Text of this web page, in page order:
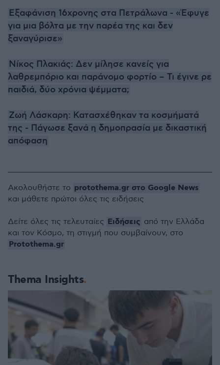
Εξαφάνιση 16χρονης στα Πετράλωνα - «Έφυγε
για μια βόλτα με την παρέα της και δεν
ξαναγύρισε»
Νίκος Πλακιάς: Δεν μίλησε κανείς για
λαθρεμπόριο και παράνομο φορτίο – Τι έγινε ρε
παιδιά, δύο χρόνια ψέμματα;
Ζωή Λάσκαρη: Κατασχέθηκαν τα κοσμήματά
της - Πάγωσε ξανά η δημοπρασία με δικαστική
απόφαση
Thema Insights
Ακολουθήστε το protothema.gr στο Google News
και μάθετε πρώτοι όλες τις ειδήσεις
Δείτε όλες τις τελευταίες Ειδήσεις από την Ελλάδα
και τον Κόσμο, τη στιγμή που συμβαίνουν, στο
Protothema.gr